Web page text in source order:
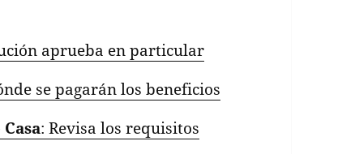
aprueba en particular
se pagarán los beneficios
: Revisa los requisitos